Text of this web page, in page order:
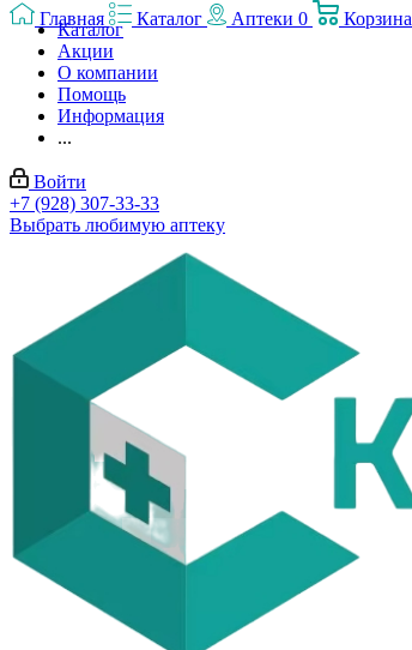
Каталог
Акции
О компании
Помощь
Информация
...
Войти
+7 (928) 307-33-33
Выбрать любимую аптеку
Главная Каталог Аптеки 0 Корзина